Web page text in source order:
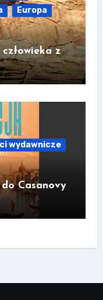
Europa
z
wydawnicze
Casanovy